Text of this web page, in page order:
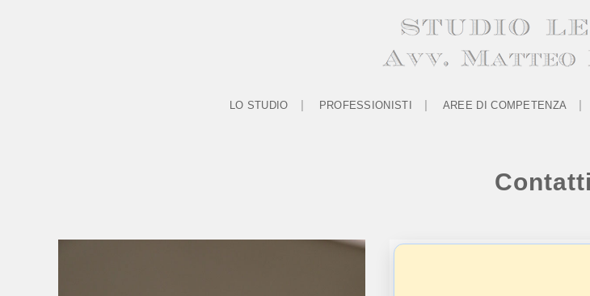
LO STUDIO PROFESSIONISTI AREE DI COMPETENZA
Contatti